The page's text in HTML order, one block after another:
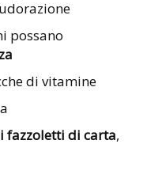
possano
di vitamine
fazzoletti di carta,